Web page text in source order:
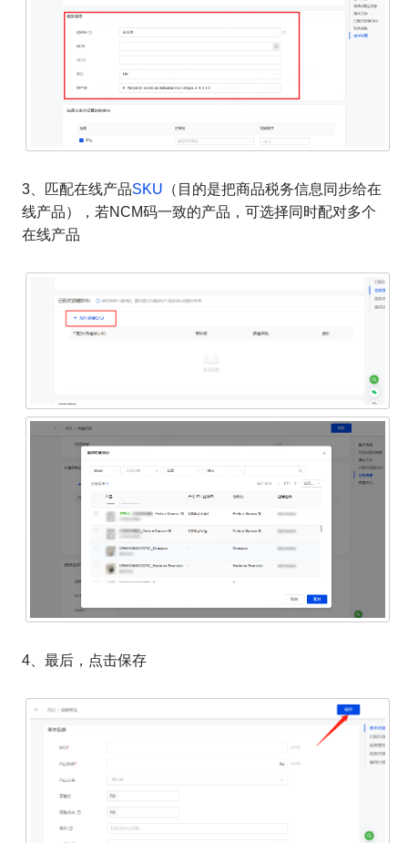
3、匹配在线产品SKU （目的是把商品税务信息同步给在
线产品），若NCM码一致的产品，可选择同时配对多个
在线产品
4、最后，点击保存